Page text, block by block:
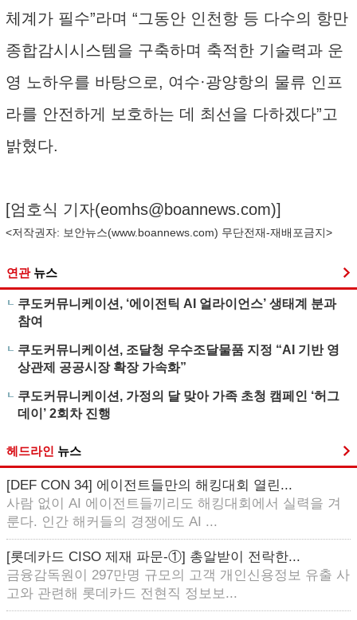
체계가 필수”라며 “그동안 인천항 등 다수의 항만
종합감시시스템을 구축하며 축적한 기술력과 운
영 노하우를 바탕으로, 여수·광양항의 물류 인프
라를 안전하게 보호하는 데 최선을 다하겠다”고
밝혔다.
[엄호식 기자(eomhs@boannews.com)]
<저작권자: 보안뉴스(www.boannews.com) 무단전재-재배포금지>
연관 뉴스
쿠도커뮤니케이션, ‘에이전틱 AI 얼라이언스’ 생태계 분과
참여
쿠도커뮤니케이션, 조달청 우수조달물품 지정 “AI 기반 영
상관제 공공시장 확장 가속화”
쿠도커뮤니케이션, 가정의 달 맞아 가족 초청 캠페인 ‘허그
데이’ 2회차 진행
헤드라인 뉴스
[DEF CON 34] 에이전트들만의 해킹대회 열린...
사람 없이 AI 에이전트들끼리도 해킹대회에서 실력을 겨
룬다. 인간 해커들의 경쟁에도 AI ...
[롯데카드 CISO 제재 파문-①] 총알받이 전락한...
금융감독원이 297만명 규모의 고객 개인신용정보 유출 사
고와 관련해 롯데카드 전현직 정보보...